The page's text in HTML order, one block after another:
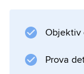
Objektiv
Prova